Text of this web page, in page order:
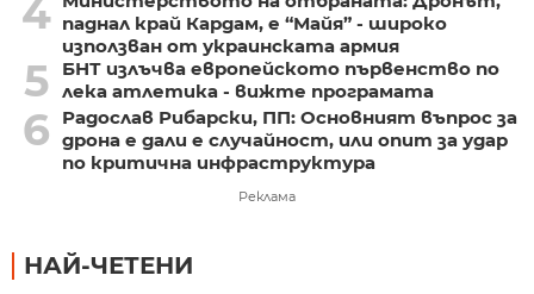
4 паднал край Кардам, е “Майя” - широко
използван от украинската армия
5
БНТ излъчва европейското първенство по
лека атлетика - вижте програмата
6
Радослав Рибарски, ПП: Основният въпрос за
дрона е дали е случайност, или опит за удар
по критична инфраструктура
Реклама
НАЙ-ЧЕТЕНИ